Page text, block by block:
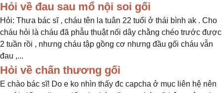
Hỏi về đau sau mổ nội soi gối
Hỏi: Thưa bác sĩ , cháu tên la tuân 22 tuổi ở thái bình ak . Cho
cháu hỏi là cháu đã phẫu thuật nối dây chằng chéo trước được
2 tuần rồi , nhưng cháu tập gồng cơ nhưng đầu gối cháu vẫn
đau ,...
Hỏi về chấn thương gối
E chào bác sĩ! Do e ko nhìn thấy đc capcha ở mục liên hệ nên